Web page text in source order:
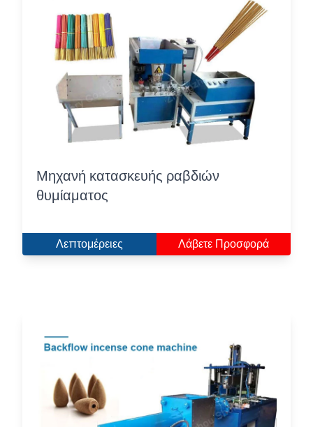
Μηχανή κατασκευής ραβδιών
θυμίαματος
Λεπτομέρειες Λάβετε Προσφορά